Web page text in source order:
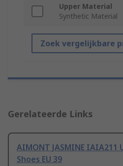
Upper Material
Synthetic Material
Zoek vergelijkbare
Gerelateerde Links
AIMONT JASMINE
Shoes EU 39